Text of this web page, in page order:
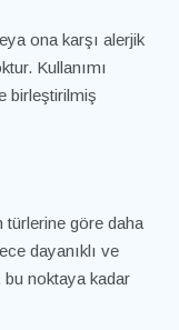
ona karşı alerjik
Kullanımı
birleştirilmiş
türlerine göre daha
dayanıklı ve
bu noktaya kadar